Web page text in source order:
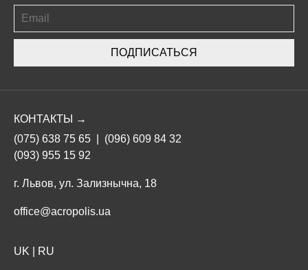
ПОДПИСАТЬСЯ
КОНТАКТЫ →
(075) 638 75 65
(096) 609 84 32
(093) 955 15 92
г. Львов, ул. Зализнычна, 18
office@acropolis.ua
UK RU